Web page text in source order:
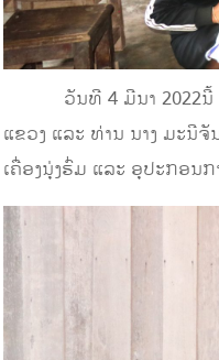
ວັນທີ 4 ມີນາ 2022ນີ້ ທ່າ
ແຂວງ ແລະ ທ່ານ ນາງ ມະນີຈັ
ເຄື່ອງນຸ່ງຮົ່ມ ແລະ ອຸປະກອນ